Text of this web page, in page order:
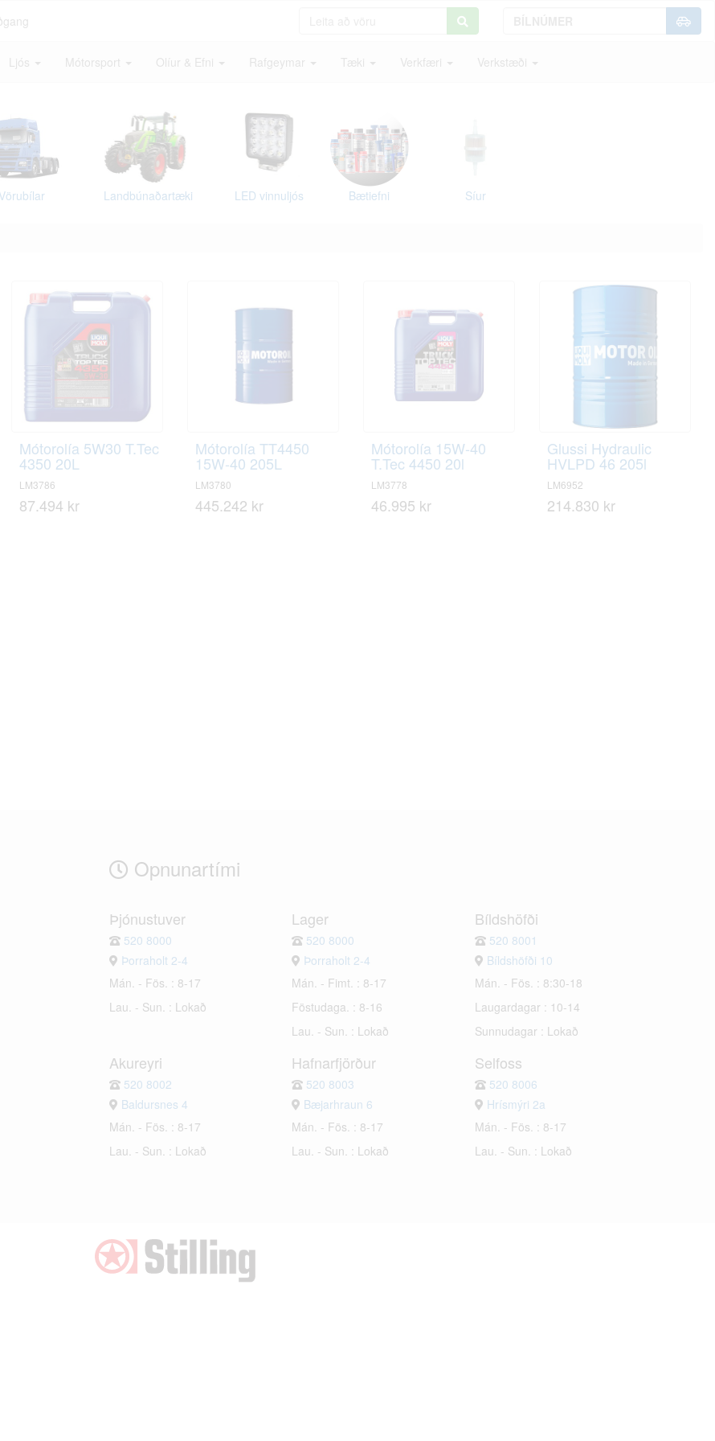
Ljós Mótorsport Olíur & Efni Rafgeymar Tæki Verkfæri Verkstæði
Vörubílar Landbúnaðartæki LED vinnuljós Bætiefni Síur
Mótorolía 5W30 T.Tec
4350 20L
LM3786
87.494 kr
Mótorolía TT4450
15W-40 205L
LM3780
445.242 kr
Mótorolía 15W-40
T.Tec 4450 20l
LM3778
46.995 kr
Glussi Hydraulic
HVLPD 46 205l
LM6952
214.830 kr
Opnunartími
Þjónustuver
520 8000
Þorraholt 2-4
Mán. - Fös. : 8-17
Lau. - Sun. : Lokað
Lager
520 8000
Þorraholt 2-4
Mán. - Fimt. : 8-17
Föstudaga. : 8-16
Lau. - Sun. : Lokað
Bíldshöfði
520 8001
Bíldshöfði 10
Mán. - Fös. : 8:30-18
Laugardagar : 10-14
Sunnudagar : Lokað
Akureyri
520 8002
Baldursnes 4
Mán. - Fös. : 8-17
Lau. - Sun. : Lokað
Hafnarfjörður
520 8003
Bæjarhraun 6
Mán. - Fös. : 8-17
Lau. - Sun. : Lokað
Selfoss
520 8006
Hrísmýri 2a
Mán. - Fös. : 8-17
Lau. - Sun. : Lokað